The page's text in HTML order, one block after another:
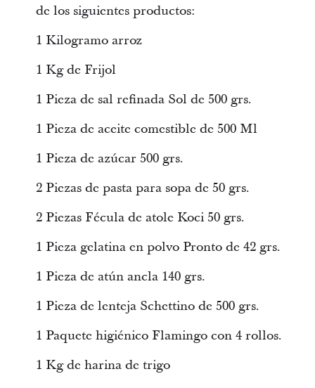
de los siguientes productos:
1 Kilogramo arroz
1 Kg de Frijol
1 Pieza de sal refinada Sol de 500 grs.
1 Pieza de aceite comestible de 500 Ml
1 Pieza de azúcar 500 grs.
2 Piezas de pasta para sopa de 50 grs.
2 Piezas Fécula de atole Koci 50 grs.
1 Pieza gelatina en polvo Pronto de 42 grs.
1 Pieza de atún ancla 140 grs.
1 Pieza de lenteja Schettino de 500 grs.
1 Paquete higiénico Flamingo con 4 rollos.
1 Kg de harina de trigo